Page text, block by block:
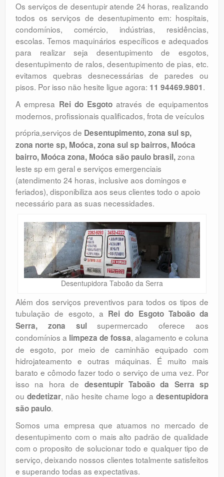
Os serviços de desentupir atende 24 horas, realizando
todos os serviços de desentupimento em: hospitais,
condomínios, comércio, indústrias, residências,
escolas. Temos maquinários específicos e adequados
para realizar seja desentupimento de esgotos,
desentupimento de ralos, desentupimento de pias, etc.
evitamos quebras desnecessárias de paredes ou
pisos. Por isso não hesite ligue agora: 11 94469.9801.
A empresa Rei do Esgoto através de equipamentos
modernos, profissionais qualificados, frota de veículos
própria,serviços de Desentupimento, zona sul sp,
zona norte sp, Moóca, zona sul sp bairros, Moóca
bairro, Moóca zona, Moóca são paulo brasil,zona
leste sp em geral e serviços emergenciais
(atendimento 24 horas, inclusive aos domingos e
feriados), disponibiliza aos seus clientes todo o apoio
necessário para as suas necessidades.
Desentupidora Taboão da Serra
Além dos serviços preventivos para todos os tipos de
tubulação de esgoto, a Rei do Esgoto Taboão da
Serra, zona sulsupermercado oferece aos
condomínios a limpeza de fossa, alagamento e coluna
de esgoto, por meio de caminhão equipado com
hidrojateamento e outras máquinas. É muito mais
barato e cômodo fazer todo o serviço de uma vez. Por
isso na hora de desentupir Taboão da Serra sp
ou dedetizar, não hesite chame logo a desentupidora
são paulo.
Somos uma empresa que atuamos no mercado de
desentupimento com o mais alto padrão de qualidade
com o proposito de solucionar todo e qualquer tipo de
serviço, deixando nossos clientes totalmente satisfeitos
e superando todas as expectativas.